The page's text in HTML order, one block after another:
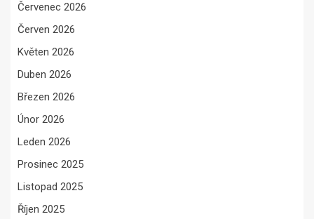
Červenec 2026
Červen 2026
Květen 2026
Duben 2026
Březen 2026
Únor 2026
Leden 2026
Prosinec 2025
Listopad 2025
Říjen 2025